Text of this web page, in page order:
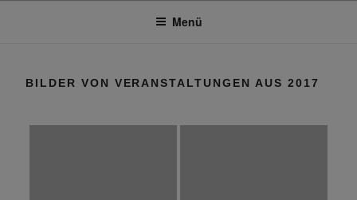
Menü
BILDER VON VERANSTALTUNGEN AUS 2017